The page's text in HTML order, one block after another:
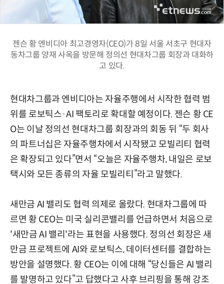
젠슨 황 엔비디아 최고경영자(CEO)가 8일 서울 서초구 현대자
동차그룹 양재 사옥을 방문해 정의선 현대차그룹 회장과 대화하
고 있다.
현대차그룹과 엔비디아는 자율주행에서 시작한 협력 범
위를 로보틱스·AI 팩토리로 확대할 예정이다. 젠슨 황 CE
O는 이날 정의선 현대차그룹 회장과의 회동 뒤 “두 회사
의 파트너십은 자율주행차에서 시작됐고 모빌리티 협력
은 확장되고 있다”면서 “오늘은 자율주행차, 내일은 로보
택시와 모든 종류의 자율 모빌리티”라고 말했다.
새만금 AI 밸리도 협력 의제로 올랐다. 현대차그룹에 따
르면 황 CEO는 미국 실리콘밸리를 언급하면서 처음으로
'새만금 AI 밸리'라는 표현을 사용했다. 정의선 회장은 새
만금 프로젝트에 AI와 로보틱스, 데이터센터를 결합하는
방안을 설명했다. 황 CEO는 이에 대해 “당신들은 AI 밸리
를 발명하고 있다”고 답했다고 사후 브리핑을 통해 강조